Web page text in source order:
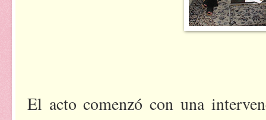
El acto comenzó con una